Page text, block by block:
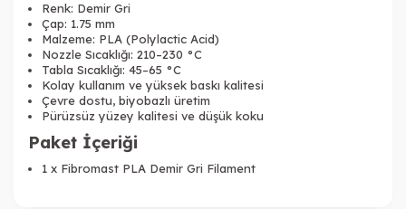
Tükendi
Renk: Demir Gri
Çap: 1.75 mm
Malzeme: PLA (Polylactic Acid)
Nozzle Sıcaklığı: 210–230 °C
Tabla Sıcaklığı: 45–65 °C
Kolay kullanım ve yüksek baskı kalitesi
Çevre dostu, biyobazlı üretim
Pürüzsüz yüzey kalitesi ve düşük koku
Paket İçeriği
1 x Fibromast PLA Demir Gri Filament